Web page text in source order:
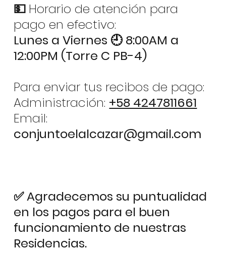
💵 Horario de atención para
pago en efectivo:
Lunes a Viernes 🕘 8:00AM a
12:00PM (Torre C PB-4)
Para enviar tus recibos de pago:
Administración: +58 4247811661
Email:
conjuntoelalcazar@gmail.com
✅ Agradecemos su puntualidad
en los pagos para el buen
funcionamiento de nuestras
Residencias.